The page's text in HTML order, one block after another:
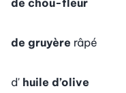
de chou-fleur
de gruyère râpé
d' huile d’olive